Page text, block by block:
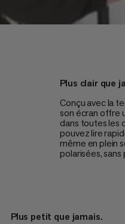
Plus clair que
Conçu avec la
son écran offre
dans toutes les
pouvez lire
même en plein
polarisées,
Plus petit que jamais.